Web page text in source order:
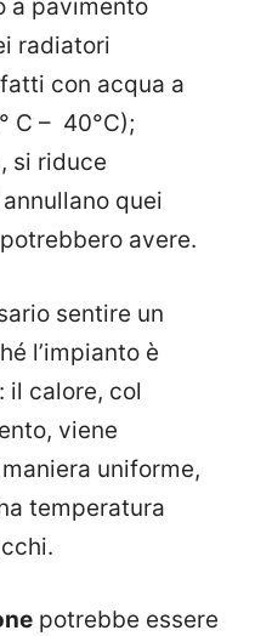
a pavimento
radiatori
con acqua a
C – 40°C);
si riduce
quei
avere.
sentire un
l’impianto è
il calore, col
viene
uniforme,
temperatura
potrebbe essere